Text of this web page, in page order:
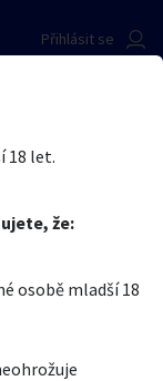
Přihlásit se
Seznamka
Sport a hobby
aktuální.
18 let.
že:
osobě mladší 18